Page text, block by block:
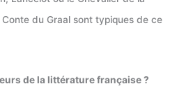
du Graal sont typiques de ce
de la littérature française ?